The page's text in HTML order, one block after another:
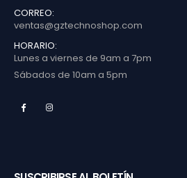
CORREO:
ventas@gztechnoshop.com
HORARIO:
Lunes a viernes de 9am a 7pm
Sábados de 10am a 5pm